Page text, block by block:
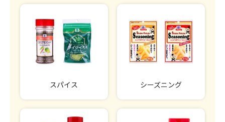
スパイス シーズニング